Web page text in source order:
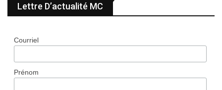
Lettre D’actualité MC
Courriel
Prénom